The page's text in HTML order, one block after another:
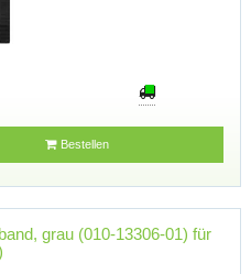
Bestellen
grau (010-13306-01) für